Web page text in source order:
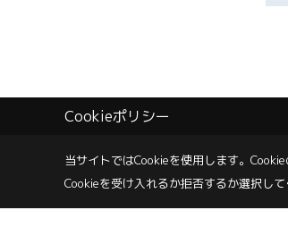
Cookieポリシー
当サイトではCookieを使用します。
Cookieを受け入れるか拒否するか選択して